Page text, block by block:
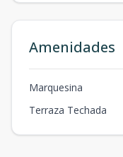
Amenidades
Marquesina
Terraza Techada